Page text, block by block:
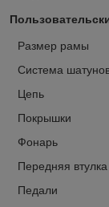
Размер рамы
Система
Цепь
Покрышки
Фонарь
Передняя втулка
Педали